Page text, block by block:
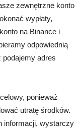
zewnętrzne konto
wypłaty,
na Binance i
odpowiednią
podajemy adres
ponieważ
utratę środków.
informacji, wystarczy